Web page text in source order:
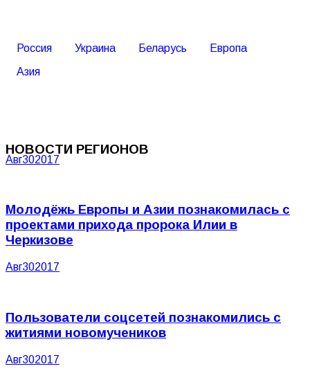
Россия Украина Беларусь
Европа
Азия
НОВОСТИ РЕГИОНОВ
Авг302017
Молодёжь Европы и Азии познакомилась с
проектами прихода пророка Илии в
Черкизове
Авг302017
Пользователи соцсетей познакомились с
житиями новомучеников
Авг302017